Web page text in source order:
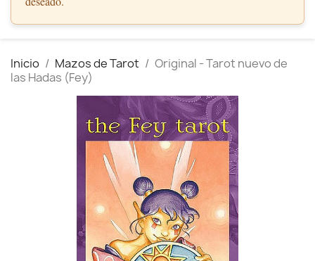
Inicio Mazos de Tarot
Original - Tarot nuevo de
las Hadas (Fey)